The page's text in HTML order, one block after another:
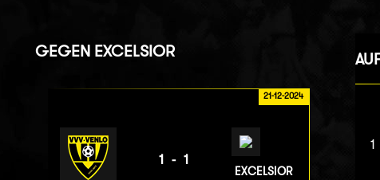
GEGEN EXCELSIOR
21-12-2024
1-1
EXCELSIOR
1